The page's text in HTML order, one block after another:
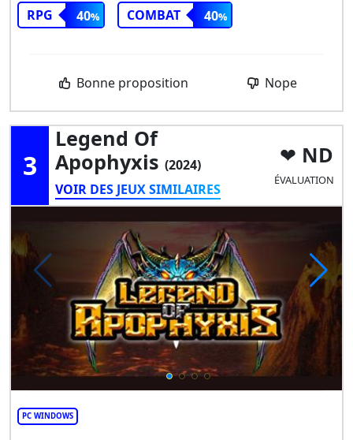
RPG 40 COMBAT 40
Bonne proposition Nope
3
Legend Of
Apophyxis (2024)
VOIR DES JEUX SIMILAIRES
ND
ÉVALUATION
PC WINDOWS